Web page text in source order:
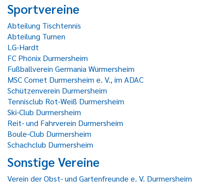
Sportvereine
Abteilung Tischtennis
Abteilung Turnen
LG-Hardt
FC Phönix Durmersheim
Fußballverein Germania Würmersheim
MSC Comet Durmersheim e. V., im ADAC
Schützenverein Durmersheim
Tennisclub Rot-Weiß Durmersheim
Ski-Club Durmersheim
Reit- und Fahrverein Durmersheim
Boule-Club Durmersheim
Schachclub Durmersheim
Sonstige Vereine
Verein der Obst- und Gartenfreunde e. V. Durmersheim